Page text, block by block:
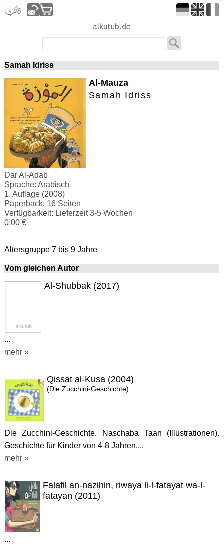
Samah Idriss
Al-Mauza
Samah Idriss
Dar Al-Adab
Sprache: Arabisch
1. Auflage (2008)
Paperback, 16 Seiten
Verfügbarkeit: Lieferzeit 3-5 Wochen
0.00 €
Altersgruppe 7 bis 9 Jahre
Vom gleichen Autor
Al-Shubbak (2017)
...
mehr »
Qissat al-Kusa (2004)
(Die Zucchini-Geschichte)
Die Zucchini-Geschichte. Naschaba Taan (Illustrationen).
Geschichte für Kinder von 4-8 Jahren....
mehr »
Falafil an-nazihin, riwaya li-l-fatayat wa-l-
fatayan (2011)
...